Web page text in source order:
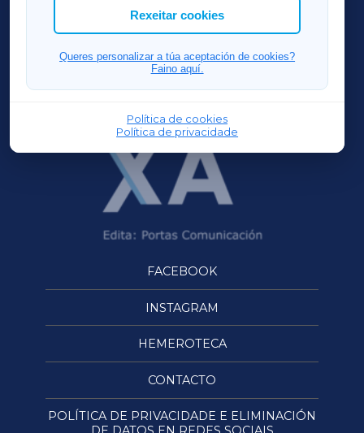
Rexeitar cookies
Queres personalizar a túa aceptación de cookies?
Faino aquí.
Política de cookies
Política de privacidade
ACORUÑAXA
FERROLXA
OURENSEXA
FACEBOOK
INSTAGRAM
HEMEROTECA
CONTACTO
POLÍTICA DE PRIVACIDADE E ELIMINACIÓN